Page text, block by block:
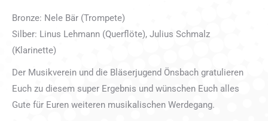
Bronze: Nele Bär (Trompete)
Silber: Linus Lehmann (Querflöte), Julius Schmalz
(Klarinette)
Der Musikverein und die Bläserjugend Önsbach gratulieren
Euch zu diesem super Ergebnis und wünschen Euch alles
Gute für Euren weiteren musikalischen Werdegang.